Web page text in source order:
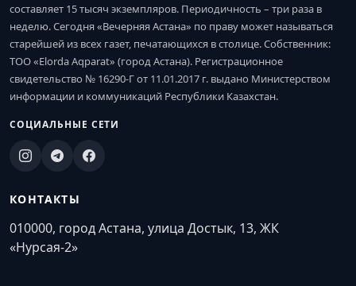
составляет 15 тысяч экземпляров. Периодичность – три раза в
неделю. Сегодня «Вечерняя Астана» по праву может называться
старейшей из всех газет, печатающихся в столице. Собственник:
ТОО «Elorda Aqparat» (город Астана). Регистрационное
свидетельство № 16290-Г от 11.01.2017 г. выдано Министерством
информации и коммуникаций Республики Казахстан.
СОЦИАЛЬНЫЕ СЕТИ
КОНТАКТЫ
010000, город Астана, улица Достык, 13, ЖК
«Нурсая-2»